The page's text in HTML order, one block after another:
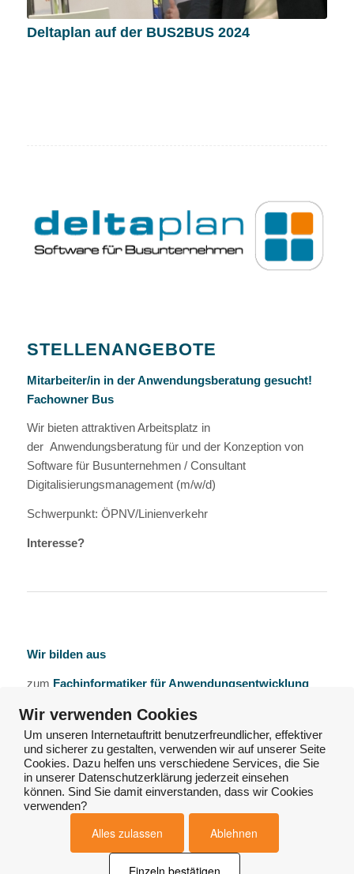
Deltaplan auf der BUS2BUS 2024
STELLENANGEBOTE
Mitarbeiter/in in der Anwendungsberatung gesucht!
Fachowner Bus
Wir bieten attraktiven Arbeitsplatz in
der Anwendungsberatung für und der Konzeption von
Software für Busunternehmen / Consultant
Digitalisierungsmanagement (m/w/d)
Schwerpunkt: ÖPNV/Linienverkehr
Interesse?
Wir bilden aus
zum Fachinformatiker für Anwendungsentwicklung
und zumKaufmann für Digitalisierungsmanagement
(m/w/d)
Interesse?
Wir verwenden Cookies
Um unseren Internetauftritt benutzerfreundlicher, effektiver
und sicherer zu gestalten, verwenden wir auf unserer Seite
Cookies. Dazu helfen uns verschiedene Services, die Sie
in unserer Datenschutzerklärung jederzeit einsehen
können. Sind Sie damit einverstanden, dass wir Cookies
verwenden?
Alles zulassen Ablehnen
Einzeln bestätigen